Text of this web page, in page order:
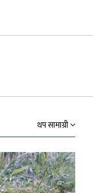
थप सामाग्री